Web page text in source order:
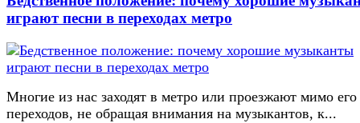
играют песни в переходах метро
Многие из нас заходят в метро или проезжают мимо его
переходов, не обращая внимания на музыкантов, к...